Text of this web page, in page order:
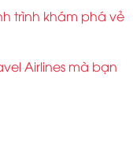
trình khám phá vẻ
Airlines mà bạn